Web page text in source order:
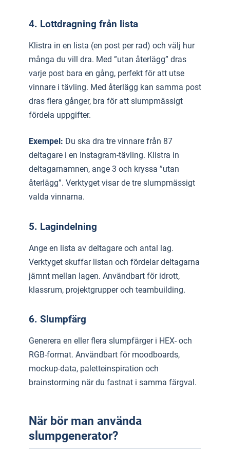
4. Lottdragning från lista
Klistra in en lista (en post per rad) och välj hur
många du vill dra. Med ”utan återlägg” dras
varje post bara en gång, perfekt för att utse
vinnare i tävling. Med återlägg kan samma post
dras flera gånger, bra för att slumpmässigt
fördela uppgifter.
Exempel: Du ska dra tre vinnare från 87
deltagare i en Instagram-tävling. Klistra in
deltagarnamnen, ange 3 och kryssa ”utan
återlägg”. Verktyget visar de tre slumpmässigt
valda vinnarna.
5. Lagindelning
Ange en lista av deltagare och antal lag.
Verktyget skuffar listan och fördelar deltagarna
jämnt mellan lagen. Användbart för idrott,
klassrum, projektgrupper och teambuilding.
6. Slumpfärg
Generera en eller flera slumpfärger i HEX- och
RGB-format. Användbart för moodboards,
mockup-data, paletteinspiration och
brainstorming när du fastnat i samma färgval.
När bör man använda
slumpgenerator?